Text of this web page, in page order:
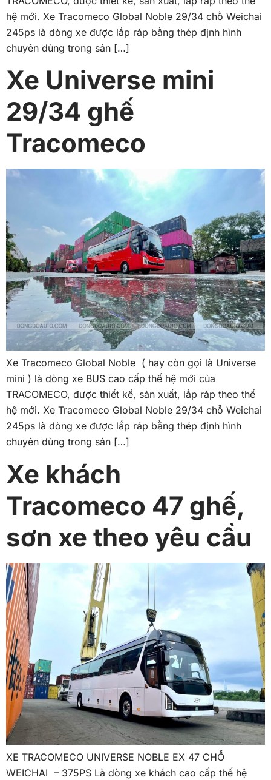
hệ mới. Xe Tracomeco Global Noble 29/34 chỗ Weichai
245ps là dòng xe được lắp ráp bằng thép định hình
chuyên dùng trong sản […]
Xe Universe mini
29/34 ghế
Tracomeco
Xe Tracomeco Global Noble ( hay còn gọi là Universe
mini ) là dòng xe BUS cao cấp thế hệ mới của
TRACOMECO, được thiết kế, sản xuất, lắp ráp theo thế
hệ mới. Xe Tracomeco Global Noble 29/34 chỗ Weichai
245ps là dòng xe được lắp ráp bằng thép định hình
chuyên dùng trong sản […]
Xe khách
Tracomeco 47 ghế,
sơn xe theo yêu cầu
XE TRACOMECO UNIVERSE NOBLE EX 47 CHỖ
WEICHAI – 375PS Là dòng xe khách cao cấp thế hệ